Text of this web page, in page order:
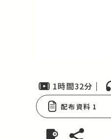
1時間32分
配布資料 1